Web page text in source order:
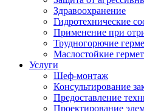
Здравоохранение
Гидротехнические
Применение при
Трудногорючие
Маслостойкие
Услуги
Шеф-монтаж
Консультирование
Предоставление
Проектирование